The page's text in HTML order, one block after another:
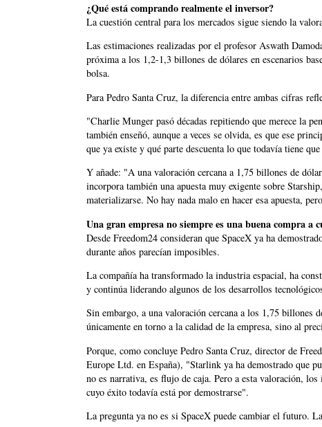
¿Qué está comprando realmente el inversor?
La cuestión central para los mercados sigue siendo la
Las estimaciones realizadas por el profesor Aswath
próxima a los 1,2-1,3 billones de dólares en escenarios
bolsa.
Para Pedro Santa Cruz, la diferencia entre ambas cifras
"Charlie Munger pasó décadas repitiendo que merece la
también enseñó, aunque a veces se olvida, es que ese
que ya existe y qué parte descuenta lo que todavía tiene
Y añade: "A una valoración cercana a 1,75 billones de
incorpora también una apuesta muy exigente sobre
materializarse. No hay nada malo en hacer esa apuesta,
Una gran empresa no siempre es una buena compra a
Desde Freedom24 consideran que SpaceX ya ha
durante años parecían imposibles.
La compañía ha transformado la industria espacial, ha
y continúa liderando algunos de los desarrollos
Sin embargo, a una valoración cercana a los 1,75 billones
únicamente en torno a la calidad de la empresa, sino al
Porque, como concluye Pedro Santa Cruz, director de
Europe Ltd. en España), "Starlink ya ha demostrado que
no es narrativa, es flujo de caja. Pero a esta valoración,
cuyo éxito todavía está por demostrarse".
La pregunta ya no es si SpaceX puede cambiar el futuro.